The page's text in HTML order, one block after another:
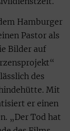
Hamburger
Pastor als
Bilder auf
des
Mit
er einen
„Der Tod hat